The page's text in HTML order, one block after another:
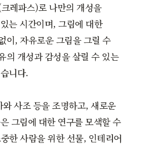
레파스)로 나만의 개성을
는 시간이며, 그림에 대한
이, 자유로운 그림을 그릴 수
의 개성과 감성을 살릴 수 있는
니다.
사조 등을 조명하고, 새로운
그림에 대한 연구를 모색할 수
한 사람을 위한 선물, 인테리어